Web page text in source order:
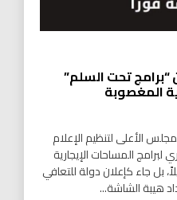
“برامج تحت السلم”
المغصوبة
الأعلى لتنظيم الإعلام
لبرامج المساحات الإيجارية
بل جاء كإعلان دولة للتعافي
هيبة الشاشة...